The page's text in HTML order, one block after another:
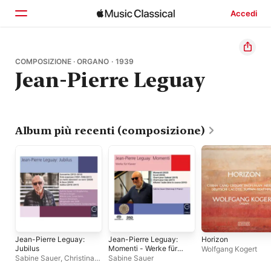
Accedi
Home
Scopri
COMPOSIZIONE · ORGANO · 1939
Jean-Pierre Leguay
Album più recenti (composizione)
Jean-Pierre Leguay:
Jubilus
Sabine Sauer, Christina
Jean-Pierre Leguay:
Momenti - Werke für
Klavier
Sabine Sauer
Horizon
Wolfgang Kogert